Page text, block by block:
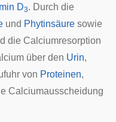
D3. Durch die
und Phytinsäure sowie
die Calciumresorption
über den Urin,
von Proteinen,
Calciumausscheidung